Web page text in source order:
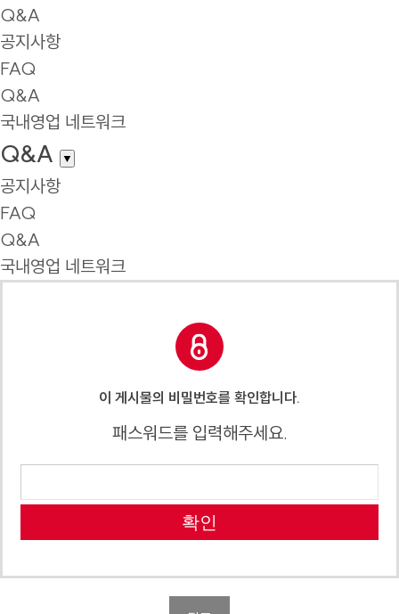
Q&A
공지사항
FAQ
Q&A
국내영업 네트워크
Q&A ▼
공지사항
FAQ
Q&A
국내영업 네트워크
이 게시물의 비밀번호를 확인합니다.
패스워드를 입력해주세요.
확인